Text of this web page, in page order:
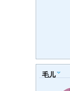
毛儿